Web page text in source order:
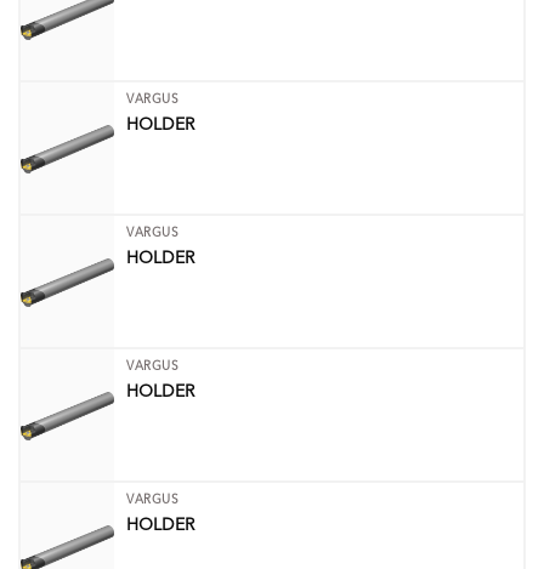
VARGUS
HOLDER
VARGUS
HOLDER
VARGUS
HOLDER
VARGUS
HOLDER